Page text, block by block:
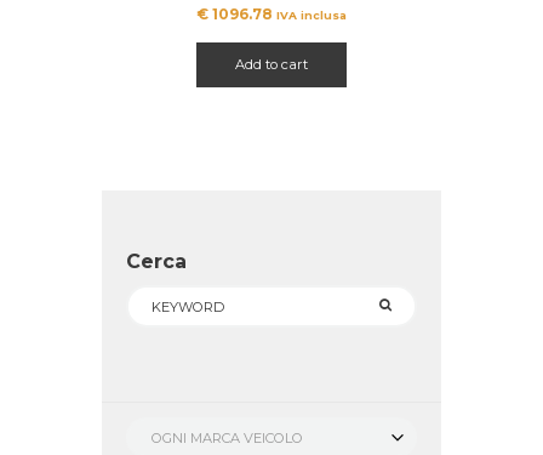
€ 1096.78 IVA inclusa
Add to cart
Cerca
OGNI MARCA VEICOLO